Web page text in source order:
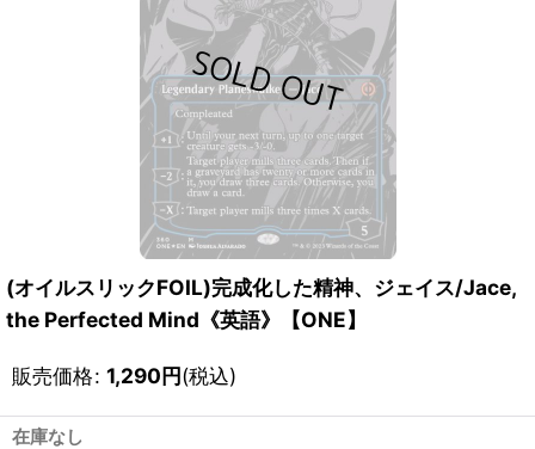
(オイルスリックFOIL)完成化した精神、ジェイス/Jace,
the Perfected Mind《英語》【ONE】
販売価格: 1,290円(税込)
在庫なし